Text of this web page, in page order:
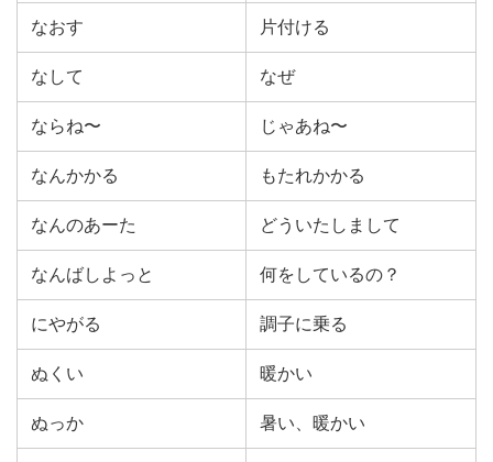
なおす 片付ける
なして なぜ
ならね〜 じゃあね〜
なんかかる もたれかかる
なんのあーた どういたしまして
なんばしよっと 何をしているの？
にやがる 調子に乗る
ぬくい 暖かい
ぬっか 暑い、暖かい